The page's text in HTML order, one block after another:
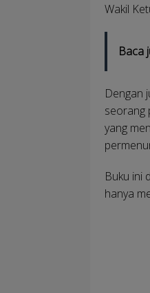
Wakil
Baca
Dengan
seorang
yang
Buku ini
hanya